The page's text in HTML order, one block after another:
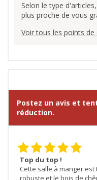
Selon le type
plus proche de vous
Voir tous les points de
Postez un avis et
réduction.
Top du top !
Cette salle à manger
robuste et le bois de